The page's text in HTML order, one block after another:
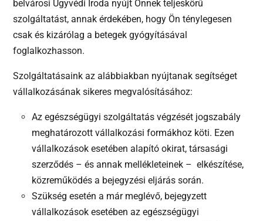
belvárosi Ügyvédi Iroda nyújt Önnek teljeskörű
szolgáltatást, annak érdekében, hogy Ön ténylegesen
csak és kizárólag a betegek gyógyításával
foglalkozhasson.
Szolgáltatásaink az alábbiakban nyújtanak segítséget
vállalkozásának sikeres megvalósításához:
Az egészségügyi szolgáltatás végzését jogszabály
meghatározott vállalkozási formákhoz köti. Ezen
vállalkozások esetében alapító okirat, társasági
szerződés – és annak mellékleteinek – elkészítése,
közreműködés a bejegyzési eljárás során.
Szükség esetén a már meglévő, bejegyzett
vállalkozások esetében az egészségügyi